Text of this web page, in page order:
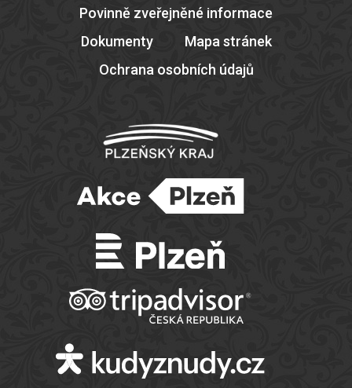
Povinně zveřejněné informace
Dokumenty
Mapa stránek
Ochrana osobních údajů